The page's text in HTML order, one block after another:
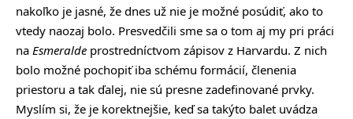
nakoľko je jasné, že dnes už nie je možné posúdiť, ako to
vtedy naozaj bolo. Presvedčili sme sa o tom aj my pri práci
na Esmeralde prostredníctvom zápisov z Harvardu. Z nich
bolo možné pochopiť iba schému formácií, členenia
priestoru a tak ďalej, nie sú presne zadefinované prvky.
Myslím si, že je korektnejšie, keď sa takýto balet uvádza